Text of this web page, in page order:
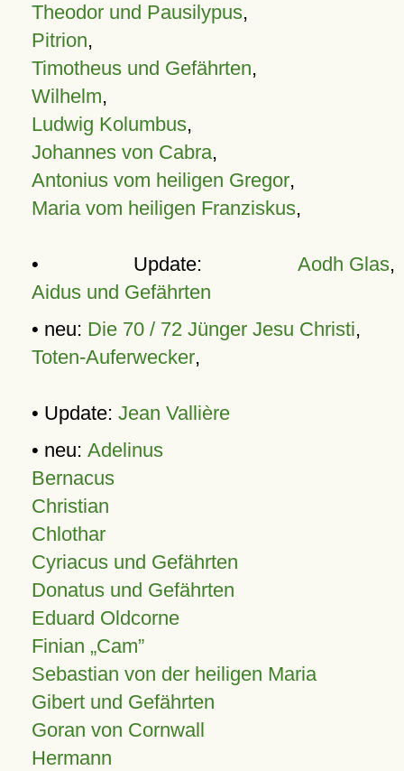
Theodor und Pausilypus,
Pitrion,
Timotheus und Gefährten,
Wilhelm,
Ludwig Kolumbus,
Johannes von Cabra,
Antonius vom heiligen Gregor,
Maria vom heiligen Franziskus,
• Update: Aodh Glas,
Aidus und Gefährten
• neu: Die 70 / 72 Jünger Jesu Christi,
Toten-Auferwecker,
• Update: Jean Vallière
• neu: Adelinus
Bernacus
Christian
Chlothar
Cyriacus und Gefährten
Donatus und Gefährten
Eduard Oldcorne
Finian Cam
Sebastian von der heiligen Maria
Gibert und Gefährten
Goran von Cornwall
Hermann